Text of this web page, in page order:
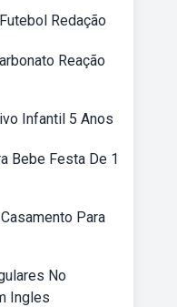
Redação
Reação
Infantil 5 Anos
Bebe Festa De 1
Para
No
Ingles